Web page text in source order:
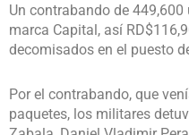
Un contrabando de
marca Capital, así
decomisados en el puesto
Por el contrabando, que
paquetes, los militares